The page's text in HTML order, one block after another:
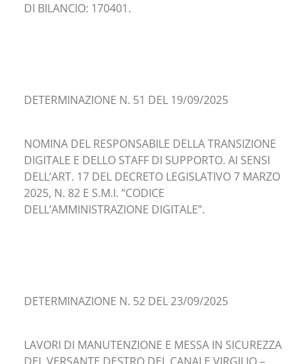
DI BILANCIO: 170401.
DETERMINAZIONE N. 51 DEL 19/09/2025
NOMINA DEL RESPONSABILE DELLA TRANSIZIONE
DIGITALE E DELLO STAFF DI SUPPORTO. AI SENSI
DELL’ART. 17 DEL DECRETO LEGISLATIVO 7 MARZO
2025, N. 82 E S.M.I. “CODICE
DELL’AMMINISTRAZIONE DIGITALE”.
DETERMINAZIONE N. 52 DEL 23/09/2025
LAVORI DI MANUTENZIONE E MESSA IN SICUREZZA